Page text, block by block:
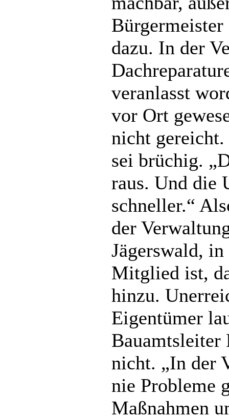
dazu. In der
veranlasst
vor Ort
nicht
sei brüchig.
raus. Und die
schneller.“
der
Jägerswald,
Mitglied ist,
hinzu.
Eigentümer
Bauamtsleiter
nicht. „In der
nie Probleme
Maßnahmen